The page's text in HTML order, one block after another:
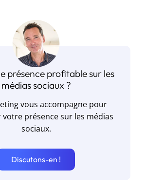
présence profitable sur les
médias sociaux ?
vous accompagne pour
présence sur les médias
sociaux.
Discutons-en !